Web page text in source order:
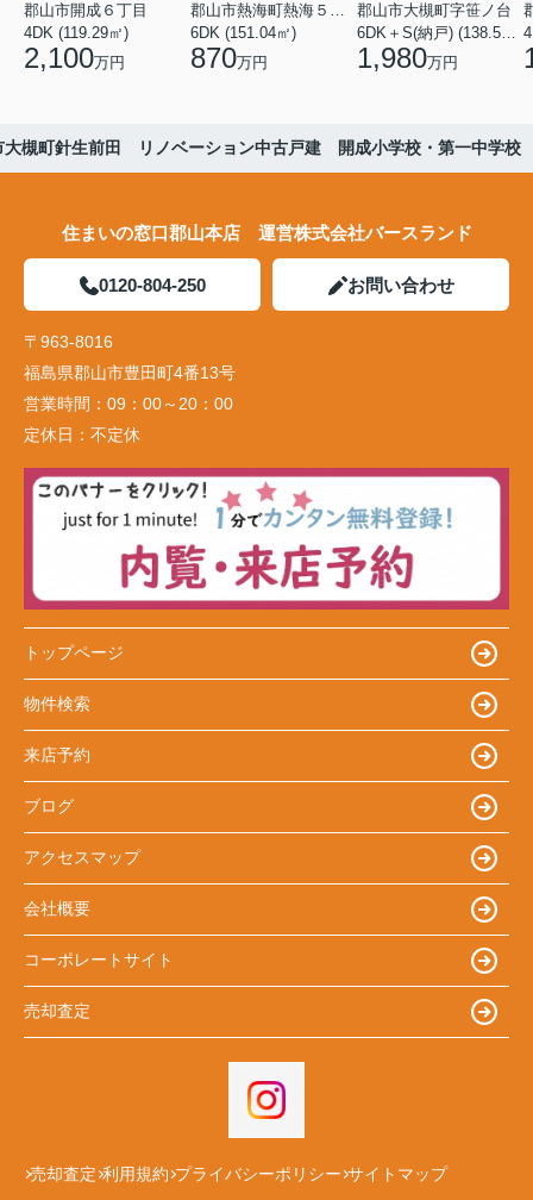
郡山市開成６丁目
4DK (119.29㎡)
2,100万円
郡山市熱海町熱海５丁目
6DK (151.04㎡)
870万円
郡山市大槻町字笹ノ台
6DK＋S(納戸) (138.55㎡)
1,980万円
大槻町針生前田 リノベーション中古戸建 開成小学校・第一中学校
住まいの窓口郡山本店 運営株式会社バースランド
0120-804-250 お問い合わせ
〒963-8016
福島県郡山市豊田町4番13号
営業時間： 09：00～20：00
定休日： 不定休
トップページ
物件検索
来店予約
ブログ
アクセスマップ
会社概要
コーポレートサイト
売却査定
売却査定 利用規約 プライバシーポリシー サイトマップ